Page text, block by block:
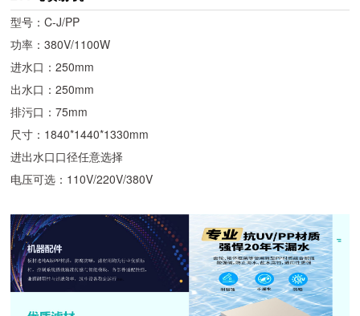
型号：C-J/PP
功率：380V/1100W
进水口：250mm
出水口：250mm
排污口：75mm
尺寸：1840*1440*1330mm
进出水口口径任意选择
电压可选：110V/220V/380V